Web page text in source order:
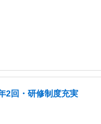
2回・研修制度充実